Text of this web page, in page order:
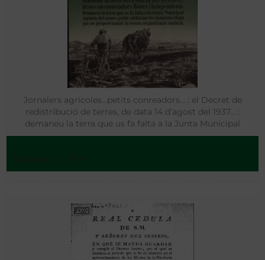
Jornalers agrícoles…petits conreadors… : el Decret de
redistribució de terres, de data 14 d’agost del 1937… :
demaneu la terra que us fa falta a la Junta Municipal
Agrària del vostre poble. [Material gráfico]